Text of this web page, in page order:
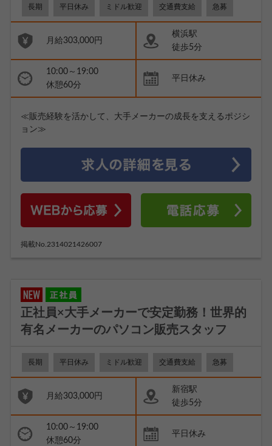
長期 平日休み ミドル歓迎 交通費支給 急募
月給303,000円
横浜駅
徒歩5分
10:00～19:00
休憩60分
平日休み
≪販売経験を活かして、大手メーカーの成長を支えるポジシ
ョン≫
掲載No.2314021426007
正社員×大手メーカーで安定勤務！世界的
有名メーカーのパソコン販売スタッフ
長期 平日休み ミドル歓迎 交通費支給 急募
月給303,000円
新宿駅
徒歩5分
10:00～19:00
休憩60分
平日休み